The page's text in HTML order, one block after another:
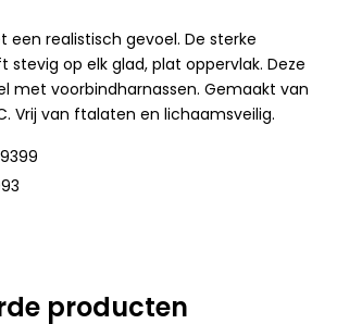
een realistisch gevoel. De sterke
stevig op elk glad, plat oppervlak. Deze
met voorbindharnassen. Gemaakt van
Vrij van ftalaten en lichaamsveilig.
producten